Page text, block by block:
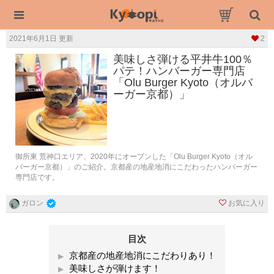
2021年6月1日 更新 2
美味しさ弾ける平井牛100％
パテ！ハンバーガー専門店
「Olu Burger Kyoto（オルバ
ーガー京都）」
御所東 荒神口エリア、2020年にオープンした「Olu Burger Kyoto（オル
バーガー京都）」のご紹介。京都産の地産地消にこだわったハンバーガー
専門店です。
ガロン お気に入り
目次
京都産の地産地消にこだわりあり！
美味しさが弾けます！